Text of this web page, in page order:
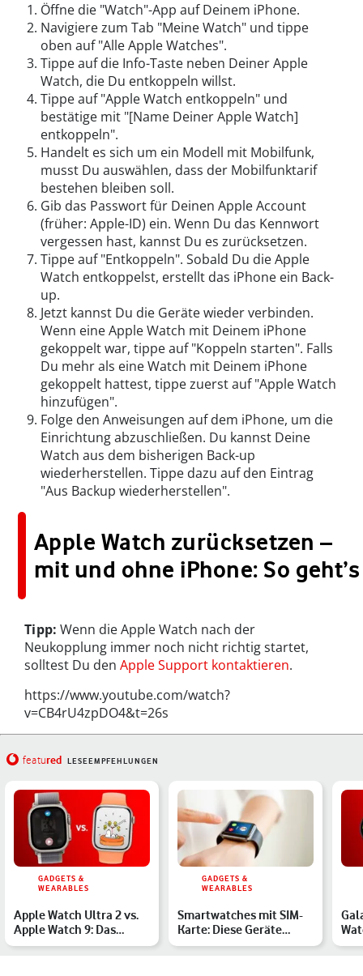
Öffne die "Watch"-App auf Deinem iPhone.
Navigiere zum Tab "Meine Watch" und tippe
oben auf "Alle Apple Watches".
Tippe auf die Info-Taste neben Deiner Apple
Watch, die Du entkoppeln willst.
Tippe auf "Apple Watch entkoppeln" und
bestätige mit "[Name Deiner Apple Watch]
entkoppeln".
Handelt es sich um ein Modell mit Mobilfunk,
musst Du auswählen, dass der Mobilfunktarif
bestehen bleiben soll.
Gib das Passwort für Deinen Apple Account
(früher: Apple-ID) ein. Wenn Du das Kennwort
vergessen hast, kannst Du es zurücksetzen.
Tippe auf "Entkoppeln". Sobald Du die Apple
Watch entkoppelst, erstellt das iPhone ein Back-
up.
Jetzt kannst Du die Geräte wieder verbinden.
Wenn eine Apple Watch mit Deinem iPhone
gekoppelt war, tippe auf "Koppeln starten". Falls
Du mehr als eine Watch mit Deinem iPhone
gekoppelt hattest, tippe zuerst auf "Apple Watch
hinzufügen".
Folge den Anweisungen auf dem iPhone, um die
Einrichtung abzuschließen. Du kannst Deine
Watch aus dem bisherigen Back-up
wiederherstellen. Tippe dazu auf den Eintrag
"Aus Backup wiederherstellen".
Apple Watch zurücksetzen –
mit und ohne iPhone: So geht’s
Tipp: Wenn die Apple Watch nach der
Neukopplung immer noch nicht richtig startet,
solltest Du den Apple Support kontaktieren.
https://www.youtube.com/watch?
v=CB4rU4zpDO4&t=26s
featured LESEEMPFEHLUNGEN
GADGETS &
WEARABLES
Apple Watch Ultra 2 vs.
Apple Watch 9: Das
unterscheidet die Mode…
GADGETS &
WEARABLES
Smartwatches mit SIM-
Karte: Diese Geräte
empfehlen wir